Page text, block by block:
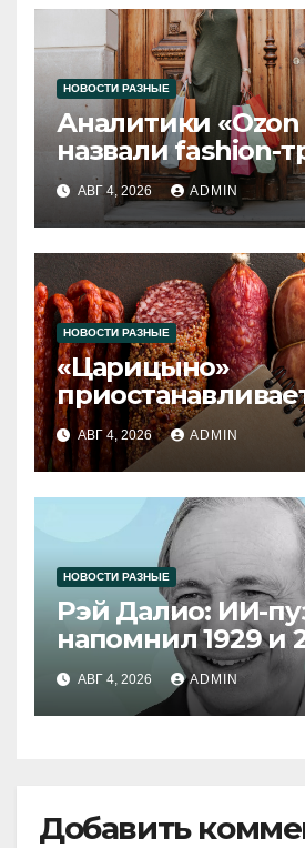
НОВОСТИ РАЗНЫЕ
Аналитики «Ozon
назвали fashion-
2026 года
АВГ 4, 2026 ADMIN
НОВОСТИ РАЗНЫЕ
«Царицыно»
продукции
АВГ 4, 2026 ADMIN
НОВОСТИ РАЗНЫЕ
Рэй Далио: ИИ-
напомнил 1929 и
АВГ 4, 2026 ADMIN
Добавить